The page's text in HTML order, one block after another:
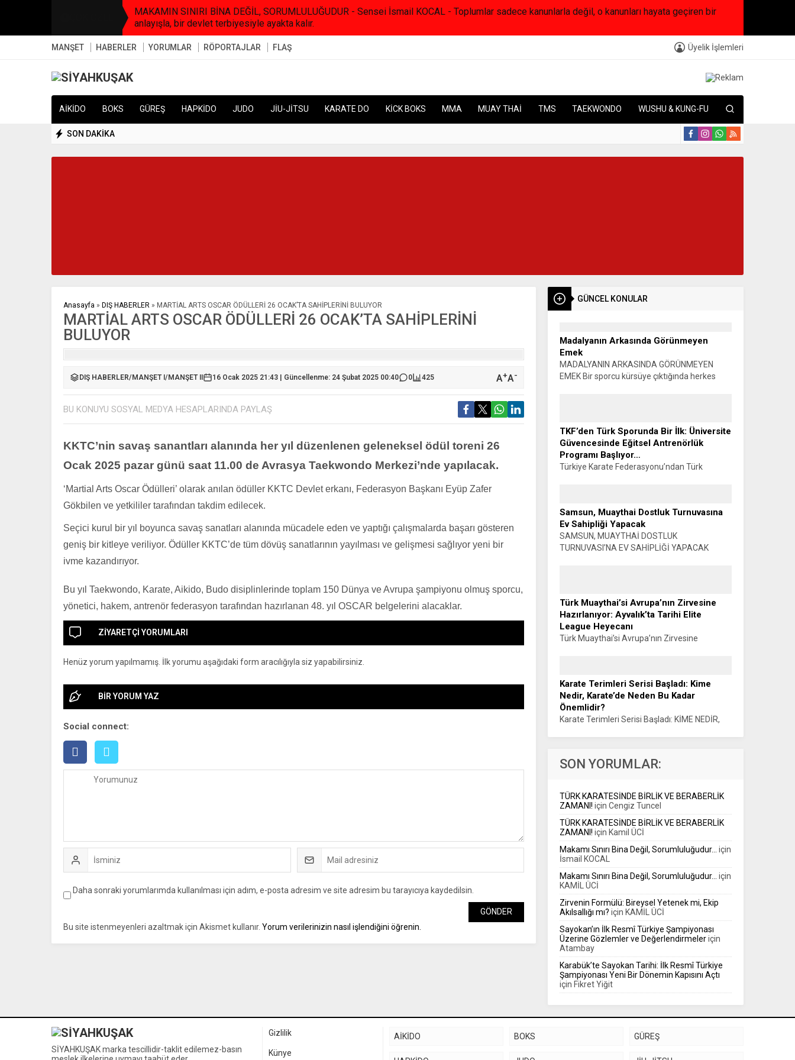
MAKAMIN SINIRI BİNA DEĞİL, SORUMLULUĞUDUR - Sensei İsmail KOCAL - Toplumlar sadece kanunlarla değil, o kanunları hayata geçiren bir
anlayışla, bir devlet terbiyesiyle ayakta kalır.
MANŞET HABERLER YORUMLAR RÖPORTAJLAR FLAŞ Üyelik İşlemleri
AİKİDO BOKS GÜREŞ HAPKİDO JUDO JİU-JİTSU KARATE DO KİCK BOKS MMA MUAY THAİ TMS TAEKWONDO WUSHU & KUNG-FU
SON DAKİKA
GÜNCEL KONULAR
Madalyanın Arkasında Görünmeyen
Emek
MADALYANIN ARKASINDA GÖRÜNMEYEN
EMEK Bir sporcu kürsüye çıktığında herkes
TKF’den Türk Sporunda Bir İlk: Üniversite
Güvencesinde Eğitsel Antrenörlük
Programı Başlıyor…
Türkiye Karate Federasyonu’ndan Türk
SİYAHKUŞAK Türkiye Karate Federasyonu ile
Manisa Celal Bayar...
Samsun, Muaythai Dostluk Turnuvasına
Ev Sahipliği Yapacak
SAMSUN, MUAYTHAİ DOSTLUK
TURNUVASI’NA EV SAHİPLİĞİ YAPACAK
Türk Muaythai’si Avrupa’nın Zirvesine
Hazırlanıyor: Ayvalık’ta Tarihi Elite
League Heyecanı
Türk Muaythai’si Avrupa’nın Zirvesine
organizasyonlardaki yükselişini Avrupa’nın en
prestijli organizasyonlarından biriyle
sürdürüyor....
Karate Terimleri Serisi Başladı: Kime
Nedir, Karate’de Neden Bu Kadar
Önemlidir?
Karate Terimleri Serisi Başladı: KİME NEDİR,
aktarmayı amaçlayan...
SON YORUMLAR:
TÜRK KARATESİNDE BİRLİK VE BERABERLİK
ZAMANI! için Cengiz Tuncel
TÜRK KARATESİNDE BİRLİK VE BERABERLİK
ZAMANI! için Kamil ÜCİ
Makamı Sınırı Bina Değil, Sorumluluğudur… için
İsmail KOCAL
Makamı Sınırı Bina Değil, Sorumluluğudur… için
KAMİL ÜCİ
Zirvenin Formülü: Bireysel Yetenek mi, Ekip
Akılsallığı mı? için KAMİL ÜCİ
Sayokan’ın İlk Resmî Türkiye Şampiyonası
Üzerine Gözlemler ve Değerlendirmeleriçin
Atambay
Karabük’te Sayokan Tarihi: İlk Resmî Türkiye
Şampiyonası Yeni Bir Dönemin Kapısını Açtı
için Fikret Yiğit
Anasayfa » DIŞ HABERLER » MARTİAL ARTS OSCAR ÖDÜLLERİ 26 OCAK’TA SAHİPLERİNİ BULUYOR
MARTİAL ARTS OSCAR ÖDÜLLERİ 26 OCAK’TA SAHİPLERİNİ
BULUYOR
DIŞ HABERLER/MANŞET I /MANŞET II 16 Ocak 2025 21:43 | Güncellenme: 24 Şubat 2025 00:40 0 425 A+A-
BU KONUYU SOSYAL MEDYA HESAPLARINDA PAYLAŞ
KKTC’nin savaş sanantları alanında her yıl düzenlenen geleneksel ödül toreni 26
Ocak 2025 pazar günü saat 11.00 de Avrasya Taekwondo Merkezi’nde yapılacak.
‘Martial Arts Oscar Ödülleri’ olarak anılan ödüller KKTC Devlet erkanı, Federasyon Başkanı Eyüp Zafer
Gökbilen ve yetkililer tarafından takdim edilecek.
Seçici kurul bir yıl boyunca savaş sanatları alanında mücadele eden ve yaptığı çalışmalarda başarı gösteren
geniş bir kitleye veriliyor. Ödüller KKTC’de tüm dövüş sanatlarının yayılması ve gelişmesi sağlıyor yeni bir
ivme kazandırıyor.
Bu yıl Taekwondo, Karate, Aikido, Budo disiplinlerinde toplam 150 Dünya ve Avrupa şampiyonu olmuş sporcu,
yönetici, hakem, antrenör federasyon tarafından hazırlanan 48. yıl OSCAR belgelerini alacaklar.
ZİYARETÇİ YORUMLARI
Henüz yorum yapılmamış. İlk yorumu aşağıdaki form aracılığıyla siz yapabilirsiniz.
BİR YORUM YAZ
Social connect:
Daha sonraki yorumlarımda kullanılması için adım, e-posta adresim ve site adresim bu tarayıcıya kaydedilsin.
Bu site istenmeyenleri azaltmak için Akismet kullanır. Yorum verilerinizin nasıl işlendiğini öğrenin.
SİYAHKUŞAK marka tescillidir-taklit edilemez-basın
Gizlilik
Künye
AİKİDO BOKS GÜREŞ